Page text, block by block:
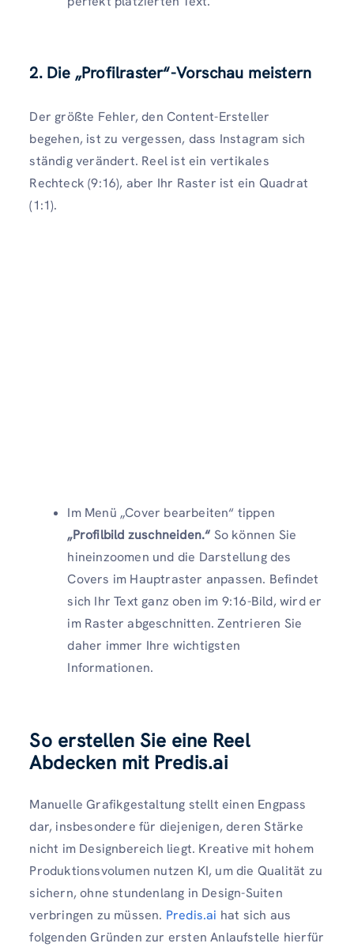
2. Die „Profilraster“-Vorschau meistern
Der größte Fehler, den Content-Ersteller
begehen, ist zu vergessen, dass Instagram sich
ständig verändert. Reel ist ein vertikales
Rechteck (9:16), aber Ihr Raster ist ein Quadrat
(1:1).
Im Menü „Cover bearbeiten“ tippen
„Profilbild zuschneiden.“ So können Sie
hineinzoomen und die Darstellung des
Covers im Hauptraster anpassen. Befindet
sich Ihr Text ganz oben im 9:16-Bild, wird er
im Raster abgeschnitten. Zentrieren Sie
daher immer Ihre wichtigsten
Informationen.
So erstellen Sie eine Reel
Abdecken mit Predis.ai
Manuelle Grafikgestaltung stellt einen Engpass
dar, insbesondere für diejenigen, deren Stärke
nicht im Designbereich liegt. Kreative mit hohem
Produktionsvolumen nutzen KI, um die Qualität zu
sichern, ohne stundenlang in Design-Suiten
verbringen zu müssen. Predis.ai hat sich aus
folgenden Gründen zur ersten Anlaufstelle hierfür